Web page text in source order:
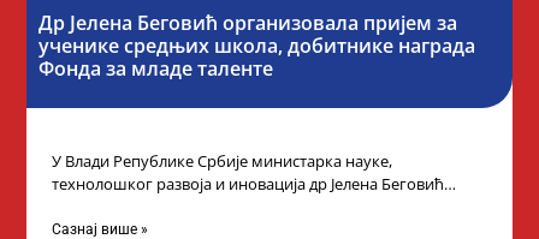
Др Јелена Беговић организовала пријем за
ученике средњих школа, добитнике награда
Фонда за младе таленте
У Влади Републике Србије министарка науке,
технолошког развоја и иновација др Јелена Беговић
Сазнај више »